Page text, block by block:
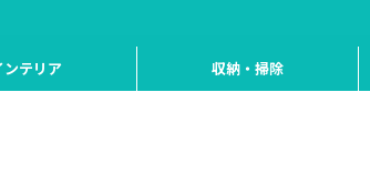
ンテリア 収納・掃除